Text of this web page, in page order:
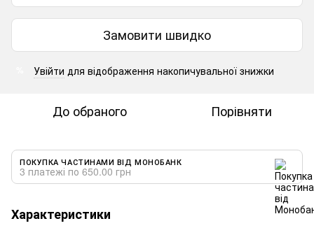
Замовити швидко
Увійти для відображення накопичувальної знижки
До обраного Порівняти
ПОКУПКА ЧАСТИНАМИ ВІД МОНОБАНК
3 платежі по 650.00 грн
Характеристики